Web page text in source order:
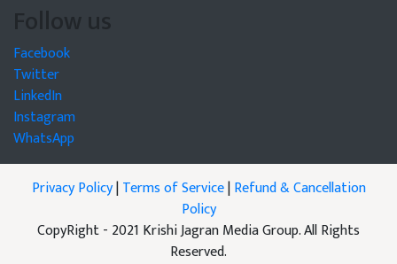
Follow us
Facebook
Twitter
LinkedIn
Instagram
WhatsApp
Privacy Policy|Terms of Service|Refund & Cancellation
Policy
CopyRight - 2021 Krishi Jagran Media Group. All Rights
Reserved.